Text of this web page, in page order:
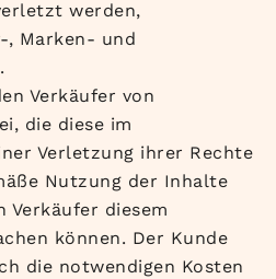
werden,
, Marken- und
Verkäufer von
die diese im
Verletzung ihrer Rechte
Nutzung der Inhalte
Verkäufer diesem
können. Der Kunde
die notwendigen Kosten